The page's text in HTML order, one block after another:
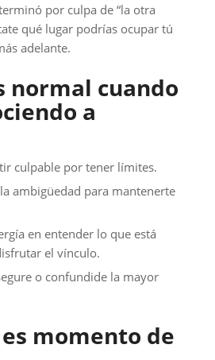
por culpa de “la otra
qué lugar podrías ocupar tú
adelante.
normal cuando
a
culpable por tener límites.
ambigüedad para mantenerte
en entender lo que está
el vínculo.
o confundide la mayor
es momento de